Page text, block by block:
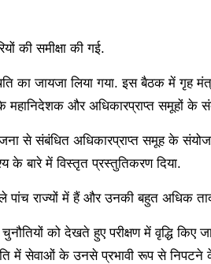
की समीक्षा की गई.
का जायजा लिया गया. इस बैठक में गृह
और अधि‍कारप्राप्‍त समूहों के
से संबंधित अधि‍कारप्राप्‍त समूह के
के बारे में विस्‍तृत प्रस्‍तुतिकरण दिया.
पांच राज्‍यों में हैं और उनकी बहुत अधिक
को देखते हुए परीक्षण में वृद्धि किए
में सेवाओं के उनसे प्रभावी रूप से निपटने